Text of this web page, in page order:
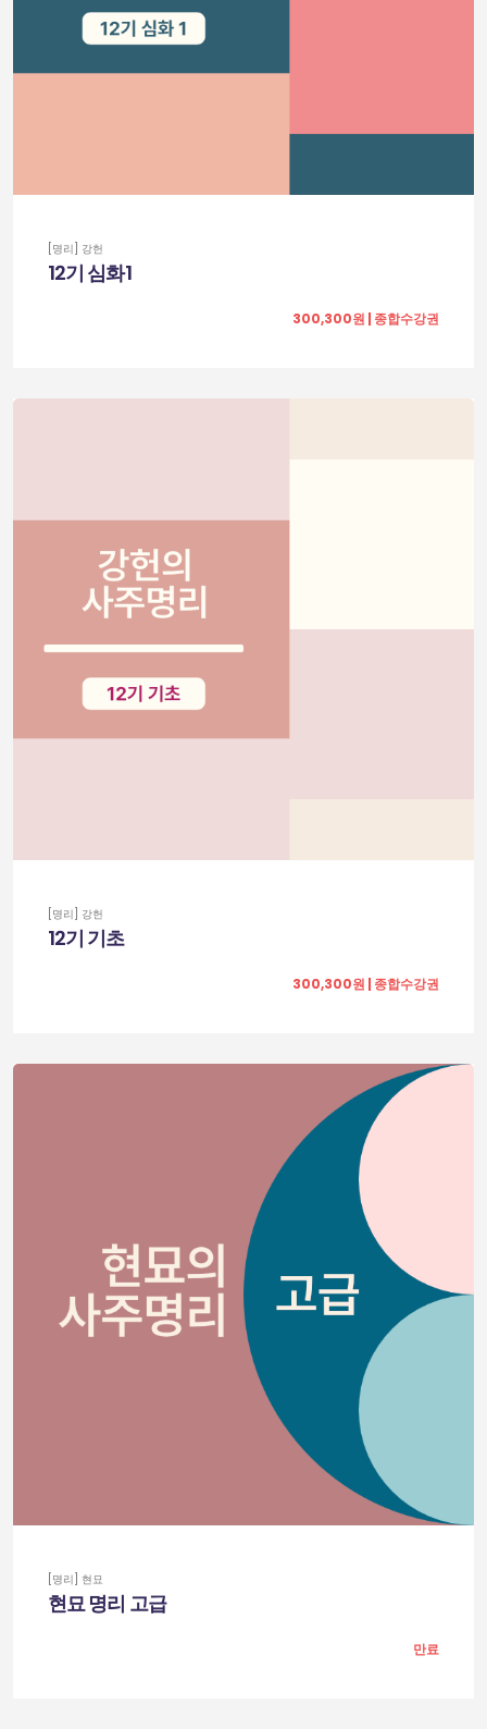
[명리] 강헌
12기 심화1
300,300원 | 종합수강권
[명리] 강헌
12기 기초
300,300원 | 종합수강권
[명리] 현묘
현묘 명리 고급
만료